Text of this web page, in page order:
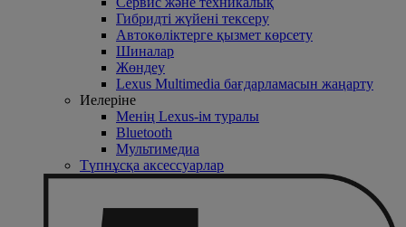
Гибридті жүйені тексеру
Автокөліктерге қызмет көрсету
Шиналар
Жөндеу
Lexus Multimedia бағдарламасын жаңарту
Иелеріне
Менің Lexus-ім туралы
Bluetooth
Mультимедиа
Түпнұсқа аксессуарлар